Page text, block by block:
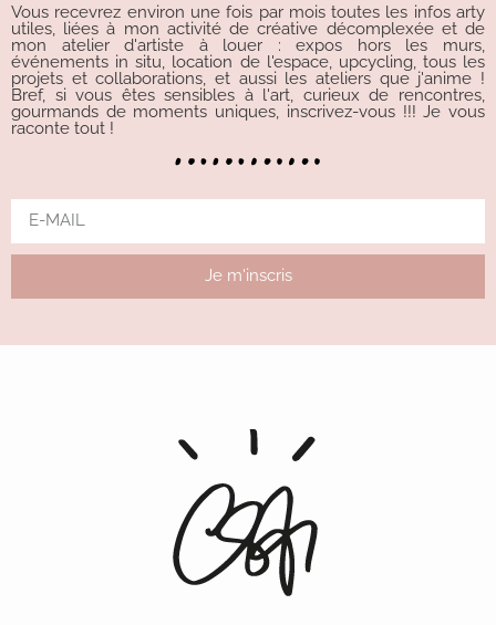
Vous recevrez environ une fois par mois toutes les infos arty
utiles, liées à mon activité de créative décomplexée et de
mon atelier d'artiste à louer : expos hors les murs,
événements in situ, location de l'espace, upcycling, tous les
projets et collaborations, et aussi les ateliers que j'anime !
Bref, si vous êtes sensibles à l'art, curieux de rencontres,
gourmands de moments uniques, inscrivez-vous !!! Je vous
raconte tout !
Je m'inscris